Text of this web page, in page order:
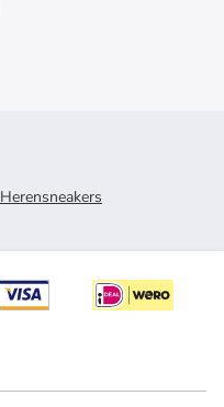
Herensneakers